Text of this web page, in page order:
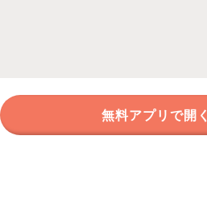
無料アプリで開く